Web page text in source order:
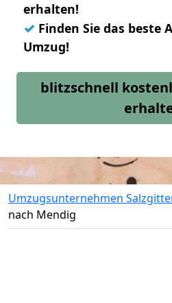
erhalten!
✓ Finden Sie das beste
Umzug!
blitzschnell
Umzugsunternehmen
nach Mendig